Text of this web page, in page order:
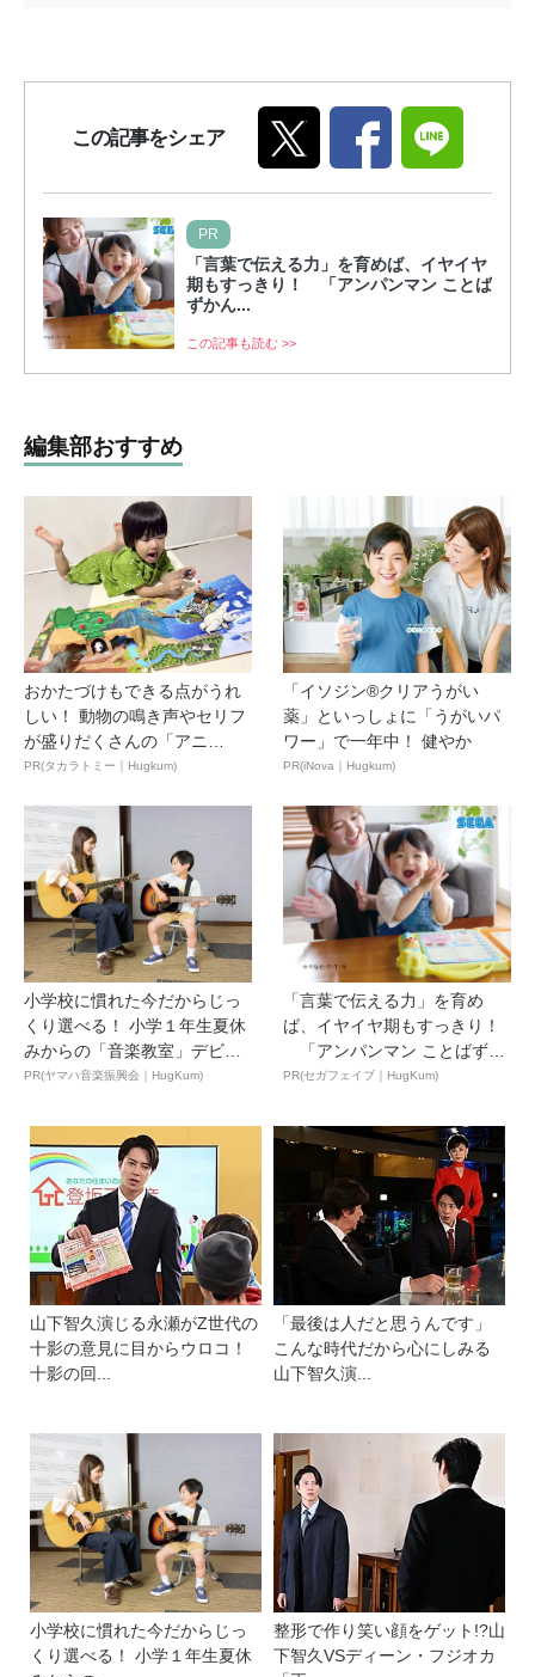
この記事をシェア
PR
「言葉で伝える力」を育めば、イヤイヤ
期もすっきり！ 「アンパンマン ことば
ずかん...
この記事も読む >>
編集部おすすめ
おかたづけもできる点がうれ
しい！ 動物の鳴き声やセリフ
が盛りだくさんの「アニ
ア ...
PR(タカラトミー｜Hugkum)
「イソジン®クリアうがい
薬」といっしょに「うがいパ
ワー」で一年中！ 健やか
PR(iNova｜Hugkum)
小学校に慣れた今だからじっ
くり選べる！ 小学１年生夏休
みからの「音楽教室」デビ
ュ...
PR(ヤマハ音楽振興会｜HugKum)
「言葉で伝える力」を育め
ば、イヤイヤ期もすっきり！
「アンパンマン ことばずか
ん...
PR(セガフェイブ｜HugKum)
山下智久演じる永瀬がZ世代の
十影の意見に目からウロコ！
十影の回...
「最後は人だと思うんです」
こんな時代だから心にしみる
山下智久演...
小学校に慣れた今だからじっ
くり選べる！ 小学１年生夏休
整形で作り笑い顔をゲット!?山
下智久VSディーン・フジオカ